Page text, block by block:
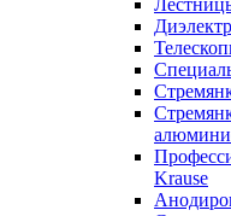
Krause